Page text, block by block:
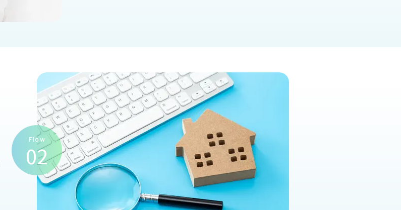
Flow
02